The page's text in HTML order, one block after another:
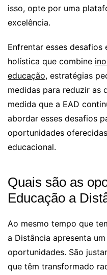
isso, opte por uma
excelência.
Enfrentar esses desafios
holística que combine
educação, estratégias
medidas para reduzir as
medida que a EAD
abordar esses desafios
oportunidades
educacional.
Quais são as
Educação a
Ao mesmo tempo que
a Distância apresenta
oportunidades. São
que têm transformado